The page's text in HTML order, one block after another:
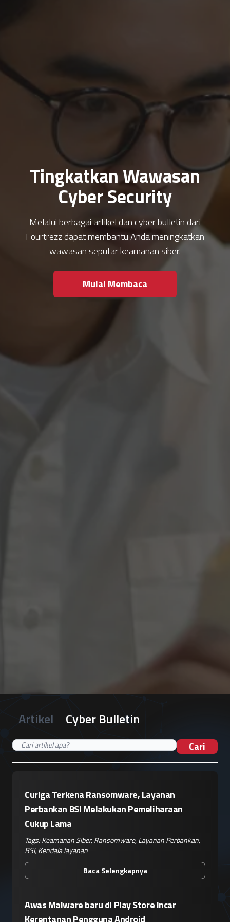
Tingkatkan Wawasan
Cyber Security
Melalui berbagai artikel dan cyber bulletin dari
Fourtrezz dapat membantu Anda meningkatkan
wawasan seputar keamanan siber.
Mulai Membaca
Artikel Cyber Bulletin
Cari
Curiga Terkena Ransomware, Layanan
Perbankan BSI Melakukan Pemeliharaan
Cukup Lama
Tags:Keamanan Siber,Ransomware,Layanan Perbankan,
BSI,Kendala layanan
Baca Selengkapnya
Awas Malware baru di Play Store Incar
Kerentanan Pengguna Android